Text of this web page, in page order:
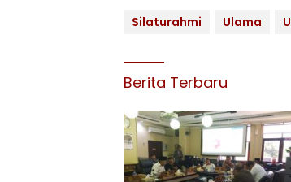
Silaturahmi Ulama
Berita Terbaru